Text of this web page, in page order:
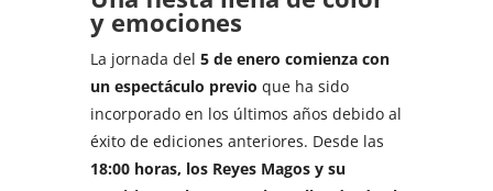
y emociones
La jornada del5 de enero comienza con
un espectáculo previo que ha sido
incorporado en los últimos años debido al
éxito de ediciones anteriores. Desde las
18:00 horas, los Reyes Magos y su